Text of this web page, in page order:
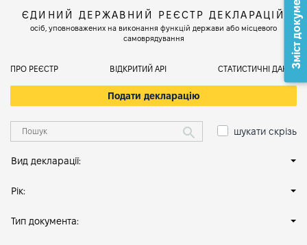
ЄДИНИЙ ДЕРЖАВНИЙ РЕЄСТР ДЕКЛАРАЦІЙ
осіб, уповноважених на виконання функцій держави або місцевого
самоврядування
ПРО РЕЄСТР ВІДКРИТИЙ АРІ СТАТИСТИЧНІ ДАНІ
Подати декларацію
шукати скрізь
Вид декларації:
Рік:
Тип документа:
Зміст документа